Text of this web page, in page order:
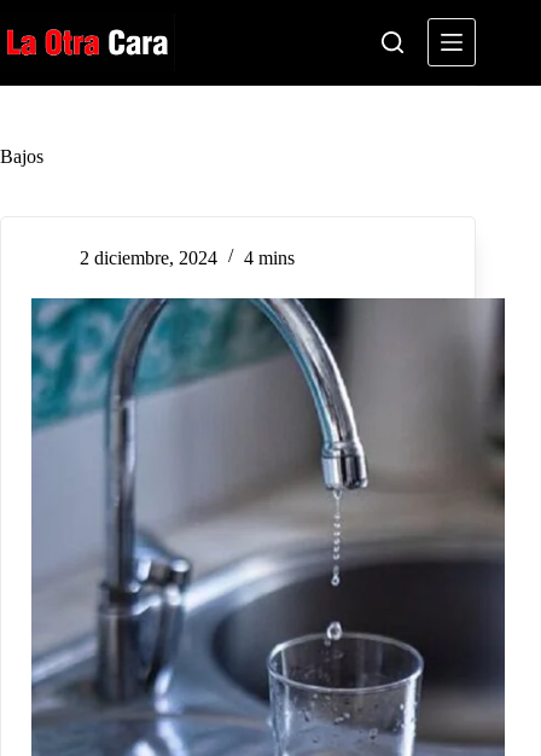
al
contenido
Bajos
2 diciembre, 2024 4 mins